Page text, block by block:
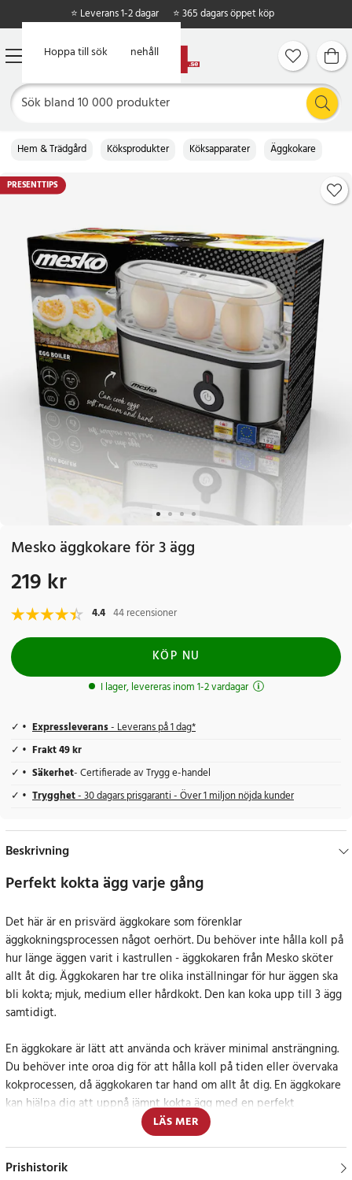
Hoppa till huvudinnehåll
Hoppa till sök
⭐ Leverans 1-2 dagar ⭐ 365 dagars öppet köp
Hem & Trädgård Köksprodukter Köksapparater Äggkokare
PRESENTTIPS
Mesko äggkokare för 3 ägg
Pris:219 kr
219 kr
4.4 44 recensioner
KÖP NU
I lager, levereras inom 1-2 vardagar
Expressleverans- Leverans på 1 dag*
Frakt 49 kr
Säkerhet- Certifierade av Trygg e-handel
Trygghet- 30 dagars prisgaranti - Över 1 miljon nöjda kunder
Beskrivning
Perfekt kokta ägg varje gång
Det här är en prisvärd äggkokare som förenklar
äggkokningsprocessen något oerhört. Du behöver inte hålla koll på
hur länge äggen varit i kastrullen - äggkokaren från Mesko sköter
allt åt dig. Äggkokaren har tre olika inställningar för hur äggen ska
bli kokta; mjuk, medium eller hårdkokt. Den kan koka upp till 3 ägg
samtidigt.
En äggkokare är lätt att använda och kräver minimal ansträngning.
Du behöver inte oroa dig för att hålla koll på tiden eller övervaka
kokprocessen, då äggkokaren tar hand om allt åt dig. En äggkokare
kan hjälpa dig att uppnå jämnt kokta ägg med en perfekt
konsistens varje gång. Detta är särskilt användbart om du vill ha
ägg som är mjuka eller hårdkokta, eftersom äggkokaren kan
anpassas till dina preferenser.
LÄS MER
Prishistorik